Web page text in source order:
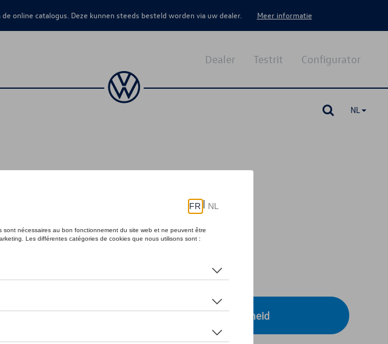
online catalogus. Deze kunnen steeds besteld worden via uw dealer. Meer informatie
Configurator
Testrit
Dealer
NL
is momenteel niet op stock
Contacteer uw dealer voor beschikbaarheid